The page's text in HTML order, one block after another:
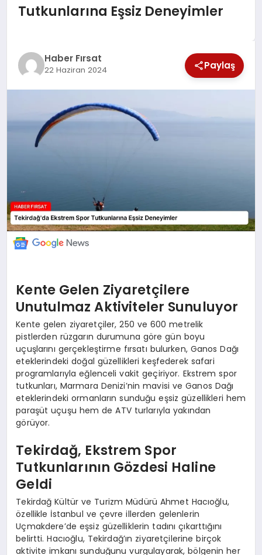
TEKNOLOJİ
EKONOMİ
EĞİTİM
Tutkunlarına Eşsiz Deneyimler
Haber Fırsat
22 Haziran 2024 Paylaş
Kente Gelen Ziyaretçilere
Unutulmaz Aktiviteler Sunuluyor
Kente gelen ziyaretçiler, 250 ve 600 metrelik
pistlerden rüzgarın durumuna göre gün boyu
uçuşlarını gerçekleştirme fırsatı bulurken, Ganos Dağı
eteklerindeki doğal güzellikleri keşfederek safari
programlarıyla eğlenceli vakit geçiriyor. Ekstrem spor
tutkunları, Marmara Denizi’nin mavisi ve Ganos Dağı
eteklerindeki ormanların sunduğu eşsiz güzellikleri hem
paraşüt uçuşu hem de ATV turlarıyla yakından
görüyor.
Tekirdağ, Ekstrem Spor
Tutkunlarının Gözdesi Haline
Geldi
Tekirdağ Kültür ve Turizm Müdürü Ahmet Hacıoğlu,
özellikle İstanbul ve çevre illerden gelenlerin
Uçmakdere’de eşsiz güzelliklerin tadını çıkarttığını
belirtti. Hacıoğlu, Tekirdağ’ın ziyaretçilerine birçok
aktivite imkanı sunduğunu vurgulayarak, bölgenin her